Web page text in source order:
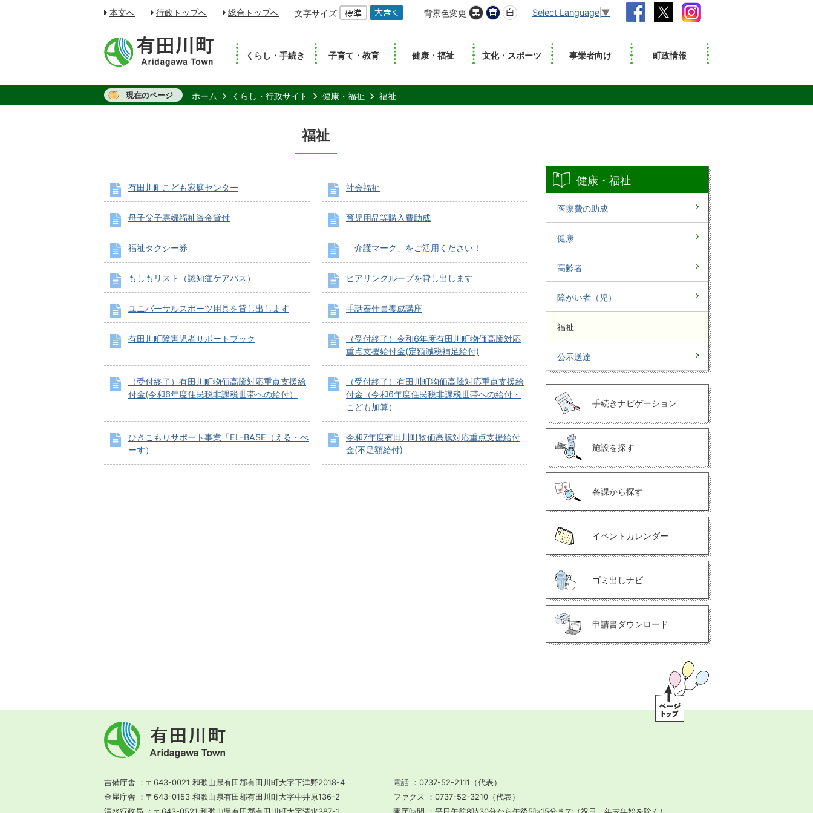
本文へ 行政トップへ 総合トップへ 文字サイズ 背景色変更 Select Language ▼
くらし・手続き 子育て・教育 健康・福祉 文化・スポーツ 事業者向け 町政情報
現在のページ ホーム くらし・行政サイト 健康・福祉 福祉
福祉
有田川町こども家庭センター 社会福祉
母子父子寡婦福祉資金貸付 育児用品等購入費助成
福祉タクシー券 「介護マーク」をご活用ください！
もしもリスト（認知症ケアパス） ヒアリングループを貸し出します
ユニバーサルスポーツ用具を貸し出します 手話奉仕員養成講座
有田川町障害児者サポートブック
（受付終了）令和6年度有田川町物価高騰対応
重点支援給付金(定額減税補足給付)
（受付終了）有田川町物価高騰対応重点支援給
付金(令和6年度住民税非課税世帯への給付）
（受付終了）有田川町物価高騰対応重点支援給
付金（令和6年度住民税非課税世帯への給付・
こども加算）
ひきこもりサポート事業「EL-BASE（える・べ
ーす）
令和7年度有田川町物価高騰対応重点支援給付
金(不足額給付)
健康・福祉
医療費の助成
健康
高齢者
障がい者（児）
福祉
公示送達
手続きナビゲーション
施設を探す
各課から探す
イベントカレンダー
ゴミ出しナビ
申請書ダウンロード
有
田
川
Town
吉備庁舎
〒643-0021 和歌山県有田郡有田川町大字下津野2018-4
金屋庁舎
〒643-0153 和歌山県有田郡有田川町大字中井原136-2
電話
0737-52-2111（代表）
ファクス
0737-52-3210（代表）
ッ
プ